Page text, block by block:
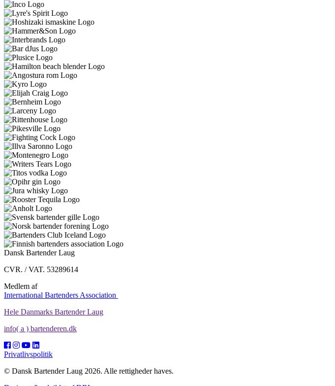
Dansk Bartender Laug
CVR. / VAT. 53289614
Medlem af
International Bartenders Association
Hele Danmarks Bartender Laug
info( a ) bartenderen.dk
Privatlivspolitik
© Dansk Bartender Laug 2026. Alle rettigheder haves.